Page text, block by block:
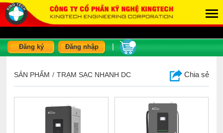
Đăng ký Đăng nhập
SẢN PHẨM / TRẠM SẠC NHANH DC Chia sẻ